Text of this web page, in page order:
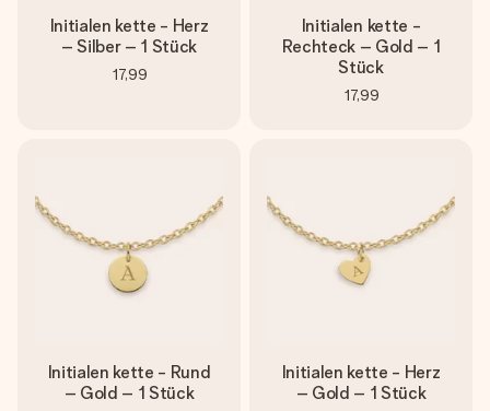
Initialen kette - Herz
– Silber – 1 Stück
17,99
Initialen kette -
Rechteck – Gold – 1
Stück
17,99
Initialen kette - Rund
– Gold – 1 Stück
Initialen kette - Herz
– Gold – 1 Stück